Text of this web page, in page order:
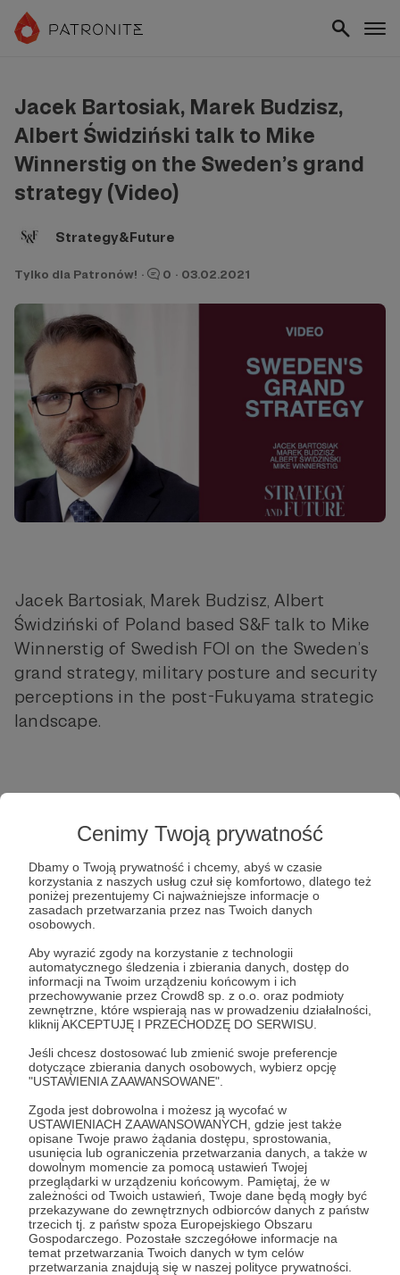
Cenimy Twoją prywatność
Dbamy o Twoją prywatność i chcemy, abyś w czasie
korzystania z naszych usług czuł się komfortowo, dlatego też
poniżej prezentujemy Ci najważniejsze informacje o
zasadach przetwarzania przez nas Twoich danych
osobowych.
Aby wyrazić zgody na korzystanie z technologii
automatycznego śledzenia i zbierania danych, dostęp do
informacji na Twoim urządzeniu końcowym i ich
przechowywanie przez Crowd8 sp. z o.o. oraz podmioty
zewnętrzne, które wspierają nas w prowadzeniu działalności,
kliknij AKCEPTUJĘ I PRZECHODZĘ DO SERWISU.
Jeśli chcesz dostosować lub zmienić swoje preferencje
dotyczące zbierania danych osobowych, wybierz opcję
"USTAWIENIA ZAAWANSOWANE".
Zgoda jest dobrowolna i możesz ją wycofać w
USTAWIENIACH ZAAWANSOWANYCH, gdzie jest także
opisane Twoje prawo żądania dostępu, sprostowania,
usunięcia lub ograniczenia przetwarzania danych, a także w
dowolnym momencie za pomocą ustawień Twojej
przeglądarki w urządzeniu końcowym. Pamiętaj, że w
zależności od Twoich ustawień, Twoje dane będą mogły być
przekazywane do zewnętrznych odbiorców danych z państw
trzecich tj. z państw spoza Europejskiego Obszaru
Gospodarczego. Pozostałe szczegółowe informacje na
temat przetwarzania Twoich danych w tym celów
przetwarzania znajdują się w naszej polityce prywatności.
Jacek Bartosiak, Marek Budzisz,
Albert Świdziński talk to Mike
Winnerstig on the Sweden’s grand
strategy (Video)
Strategy&Future
Tylko dla Patronów! · 0 · 03.02.2021
Jacek Bartosiak, Marek Budzisz, Albert
Świdziński of Poland based S&F talk to Mike
Winnerstig of Swedish FOI on the Sweden’s
grand strategy, military posture and security
perceptions in the post-Fukuyama strategic
landscape.
Post dostępny tylko dla Patronów
Aby zobaczyć ten materiał musisz być zalogowany
Zostań Patronem
Zaloguj się
Jacek Bartosiak Grand Strategy Military action Sweden
Udostępnij
Strategy&Future